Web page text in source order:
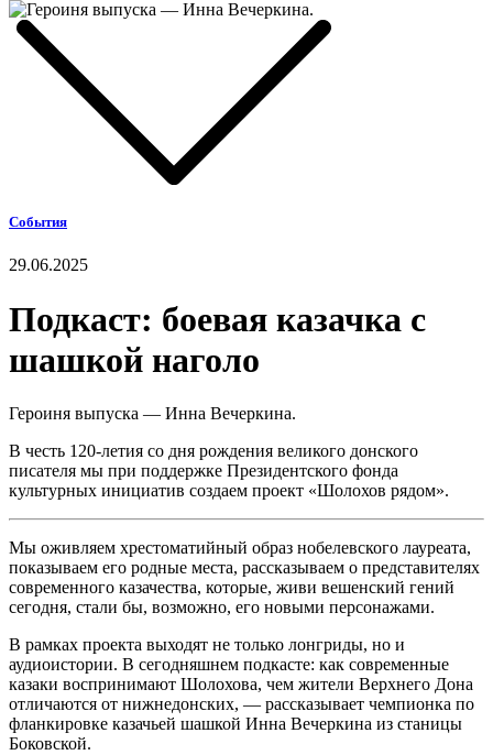
События
29.06.2025
Подкаст: боевая казачка с
шашкой наголо
Героиня выпуска — Инна Вечеркина.
В честь 120-летия со дня рождения великого донского
писателя мы при поддержке Президентского фонда
культурных инициатив создаем проект «Шолохов рядом».
Мы оживляем хрестоматийный образ нобелевского лауреата,
показываем его родные места, рассказываем о представителях
современного казачества, которые, живи вешенский гений
сегодня, стали бы, возможно, его новыми персонажами.
В рамках проекта выходят не только лонгриды, но и
аудиоистории. В сегодняшнем подкасте: как современные
казаки воспринимают Шолохова, чем жители Верхнего Дона
отличаются от нижнедонских, — рассказывает чемпионка по
фланкировке казачьей шашкой Инна Вечеркина из станицы
Боковской.